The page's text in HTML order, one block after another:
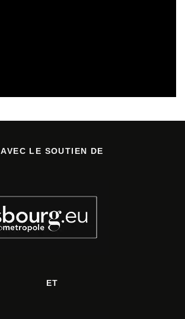
AVEC LE SOUTIEN DE
ET